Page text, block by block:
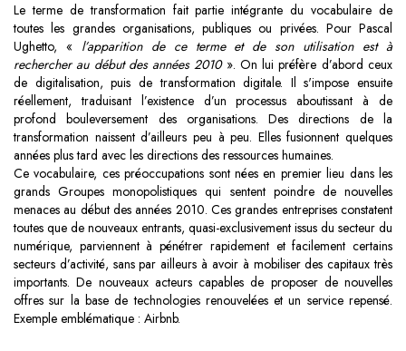
Le terme de transformation fait partie intégrante du vocabulaire de
toutes les grandes organisations, publiques ou privées. Pour Pascal
Ughetto, « l’apparition de ce terme et de son utilisation est à
rechercher au début des années 2010». On lui préfère d’abord ceux
de digitalisation, puis de transformation digitale. Il s'impose ensuite
réellement, traduisant l’existence d’un processus aboutissant à de
profond bouleversement des organisations. Des directions de la
transformation naissent d’ailleurs peu à peu. Elles fusionnent quelques
années plus tard avec les directions des ressources humaines.
Ce vocabulaire, ces préoccupations sont nées en premier lieu dans les
grands Groupes monopolistiques qui sentent poindre de nouvelles
menaces au début des années 2010. Ces grandes entreprises constatent
toutes que de nouveaux entrants, quasi-exclusivement issus du secteur du
numérique, parviennent à pénétrer rapidement et facilement certains
secteurs d’activité, sans par ailleurs à avoir à mobiliser des capitaux très
importants. De nouveaux acteurs capables de proposer de nouvelles
offres sur la base de technologies renouvelées et un service repensé.
Exemple emblématique : Airbnb.